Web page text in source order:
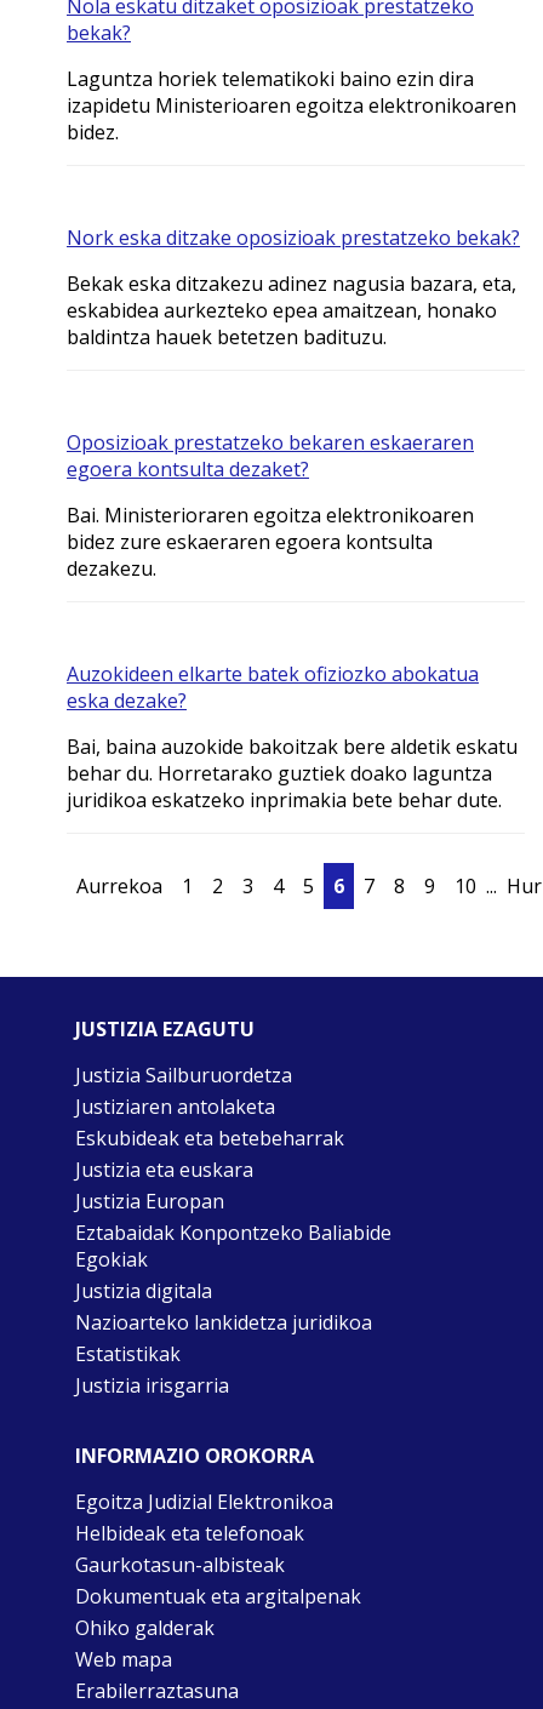
Nola eskatu ditzaket oposizioak prestatzeko
bekak?
Laguntza horiek telematikoki baino ezin dira
izapidetu Ministerioaren egoitza elektronikoaren
bidez.
Nork eska ditzake oposizioak prestatzeko bekak?
Bekak eska ditzakezu adinez nagusia bazara, eta,
eskabidea aurkezteko epea amaitzean, honako
baldintza hauek betetzen badituzu.
Oposizioak prestatzeko bekaren eskaeraren
egoera kontsulta dezaket?
Bai. Ministerioraren egoitza elektronikoaren
bidez zure eskaeraren egoera kontsulta
dezakezu.
Auzokideen elkarte batek ofiziozko abokatua
eska dezake?
Bai, baina auzokide bakoitzak bere aldetik eskatu
behar du. Horretarako guztiek doako laguntza
juridikoa eskatzeko inprimakia bete behar dute.
Aurrekoa 1 2 3 4 5 6 7 8 9 10 ...
JUSTIZIA EZAGUTU
Justizia Sailburuordetza
Justiziaren antolaketa
Eskubideak eta betebeharrak
Justizia eta euskara
Justizia Europan
Eztabaidak Konpontzeko Baliabide
Egokiak
Justizia digitala
Nazioarteko lankidetza juridikoa
Estatistikak
Justizia irisgarria
INFORMAZIO OROKORRA
Egoitza Judizial Elektronikoa
Helbideak eta telefonoak
Gaurkotasun-albisteak
Dokumentuak eta argitalpenak
Ohiko galderak
Web mapa
Erabilerraztasuna